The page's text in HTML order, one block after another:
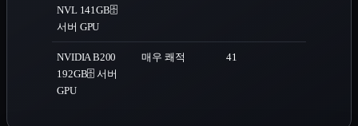
NVL 141GB🗄️
서버 GPU
NVIDIA B200
192GB🗄️ 서버
GPU
매우 쾌적 41